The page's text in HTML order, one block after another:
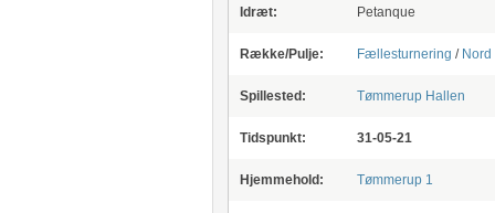
Idræt: Petanque
Række/Pulje: Fællesturnering / Nord
Spillested: Tømmerup Hallen
Tidspunkt: 31-05-21
Hjemmehold: Tømmerup 1